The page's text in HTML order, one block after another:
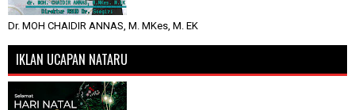
Dr. MOH CHAIDIR ANNAS, M. MKes, M. EK
IKLAN UCAPAN NATARU